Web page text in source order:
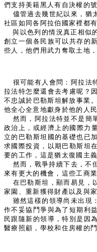
們支持美籍黑人有自決權的
儘管過去幾世紀以來，猶
社區如同各阿拉伯國家裡都
與以色列的情況真正相似
創立一個各民族可以共存的
些人，他們用武力奪取土地
很可能有人會問：阿拉法
拉法特怎麼還會去考慮呢？
不忠誠於巴勒斯坦解放事業
他全心全意地獻身於他的人
然而，阿拉法特並不是簡
政治上，或經濟上的國際力
立的巴勒斯坦國的基礎也已
求國際投資，以期巴勒斯坦
要的工作，這是猶太復國主
然而，戰爭持續下去，不
來有更大的機會，這些工商
在巴勒斯坦，顯而易見，
家園、重新獲得財產以及與
雖然這樣的領導尚未出現
作不妥協鬥爭與為了短期利
民跟隨新的領導，特別是因
醫療照顧，學校和住房權的